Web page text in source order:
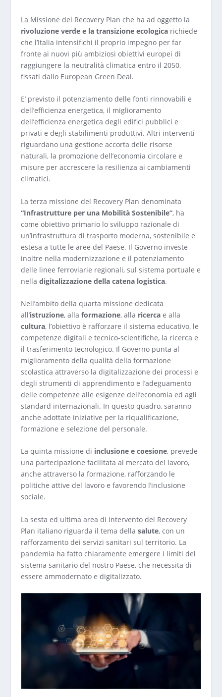
La Missione del Recovery Plan che ha ad oggetto la
rivoluzione verde e la transizione ecologica richiede
che l’Italia intensifichi il proprio impegno per far
fronte ai nuovi più ambiziosi obiettivi europei di
raggiungere la neutralità climatica entro il 2050,
fissati dallo European Green Deal.
E’ previsto il potenziamento delle fonti rinnovabili e
dell’efficienza energetica, il miglioramento
dell’efficienza energetica degli edifici pubblici e
privati e degli stabilimenti produttivi. Altri interventi
riguardano una gestione accorta delle risorse
naturali, la promozione dell’economia circolare e
misure per accrescere la resilienza ai cambiamenti
climatici.
La terza missione del Recovery Plan denominata
“Infrastrutture per una Mobilità Sostenibile”, ha
come obiettivo primario lo sviluppo razionale di
un’infrastruttura di trasporto moderna, sostenibile e
estesa a tutte le aree del Paese. Il Governo investe
inoltre nella modernizzazione e il potenziamento
delle linee ferroviarie regionali, sul sistema portuale e
nelladigitalizzazione della catena logistica.
Nell’ambito della quarta missione dedicata
all’istruzione, allaformazione, alla ricerca e alla
cultura, l’obiettivo è rafforzare il sistema educativo, le
competenze digitali e tecnico-scientifiche, la ricerca e
il trasferimento tecnologico. Il Governo punta al
miglioramento della qualità della formazione
scolastica attraverso la digitalizzazione dei processi e
degli strumenti di apprendimento e l’adeguamento
delle competenze alle esigenze dell’economia ed agli
standard internazionali. In questo quadro, saranno
anche adottate iniziative per la riqualificazione,
formazione e selezione del personale.
La quinta missione di inclusione e coesione, prevede
una partecipazione facilitata al mercato del lavoro,
anche attraverso la formazione, rafforzando le
politiche attive del lavoro e favorendo l’inclusione
sociale.
La sesta ed ultima area di intervento del Recovery
Plan italiano riguarda il tema dellasalute, con un
rafforzamento dei servizi sanitari sul territorio. La
pandemia ha fatto chiaramente emergere i limiti del
sistema sanitario del nostro Paese, che necessita di
essere ammodernato e digitalizzato.